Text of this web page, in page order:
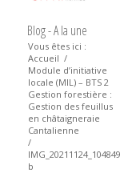
Blog - A la une
Vous êtes ici :
Accueil /
Module d’initiative
locale (MIL) – BTS 2
Gestion forestière :
Gestion des feuillus
en châtaigneraie
Cantalienne
/
IMG_20211124_104849
b